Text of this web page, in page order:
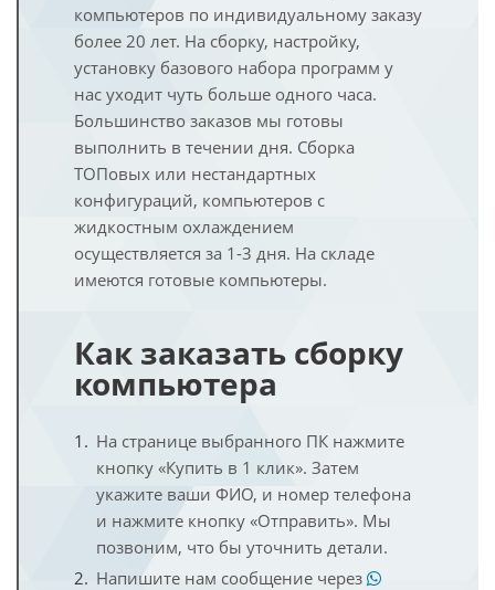
компьютеров по индивидуальному заказу
более 20 лет. На сборку, настройку,
установку базового набора программ у
нас уходит чуть больше одного часа.
Большинство заказов мы готовы
выполнить в течении дня. Сборка
ТОПовых или нестандартных
конфигураций, компьютеров с
жидкостным охлаждением
осуществляется за 1-3 дня. На складе
имеются готовые компьютеры.
Как заказать сборку
компьютера
На странице выбранного ПК нажмите
кнопку «Купить в 1 клик». Затем
укажите ваши ФИО, и номер телефона
и нажмите кнопку «Отправить». Мы
позвоним, что бы уточнить детали.
Напишите нам сообщение через